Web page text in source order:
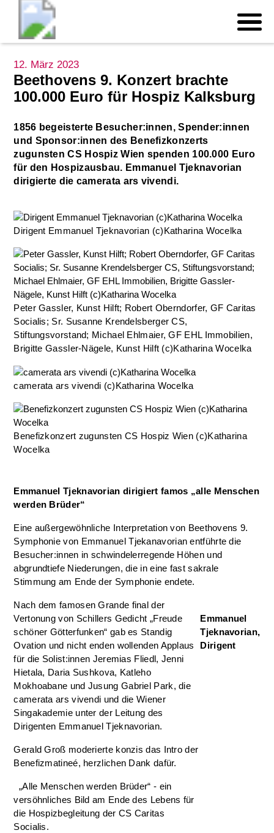
12. März 2023
Beethovens 9. Konzert brachte
100.000 Euro für Hospiz Kalksburg
1856 begeisterte Besucher:innen, Spender:innen
und Sponsor:innen des Benefizkonzerts
zugunsten CS Hospiz Wien spenden 100.000 Euro
für den Hospizausbau. Emmanuel Tjeknavorian
dirigierte die camerata ars vivendi.
Dirigent Emmanuel Tjeknavorian (c)Katharina Wocelka
Peter Gassler, Kunst Hilft; Robert Oberndorfer, GF Caritas
Socialis; Sr. Susanne Krendelsberger CS,
Stiftungsvorstand; Michael Ehlmaier, GF EHL Immobilien,
Brigitte Gassler-Nägele, Kunst Hilft (c)Katharina Wocelka
camerata ars vivendi (c)Katharina Wocelka
Benefizkonzert zugunsten CS Hospiz Wien (c)Katharina
Wocelka
Emmanuel Tjeknavorian dirigiert famos „alle Menschen
werden Brüder“
Eine außergewöhnliche Interpretation von Beethovens 9.
Symphonie von Emmanuel Tjekanavorian entführte die
Besucher:innen in schwindelerregende Höhen und
abgrundtiefe Niederungen, die in eine fast sakrale
Stimmung am Ende der Symphonie endete.
Nach dem famosen Grande final der
Vertonung von Schillers Gedicht „Freude
schöner Götterfunken“ gab es Standig
Ovation und nicht enden wollenden Applaus
für die Solist:innen Jeremias Fliedl, Jenni
Hietala, Daria Sushkova, Katleho
Mokhoabane und Jusung Gabriel Park, die
camerata ars vivendi und die Wiener
Singakademie unter der Leitung des
Dirigenten Emmanuel Tjeknavorian.
Gerald Groß moderierte konzis das Intro der
Benefizmatineé, herzlichen Dank dafür.
„Alle Menschen werden Brüder“ - ein
versöhnliches Bild am Ende des Lebens für
die Hospizbegleitung der CS Caritas
Socialis.
Emmanuel
Tjeknavorian,
Dirigent